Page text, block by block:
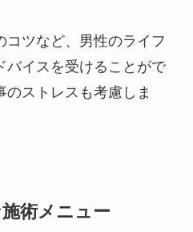
コツなど、男性のライフ
バイスを受けることがで
のストレスも考慮しま
術メニュー